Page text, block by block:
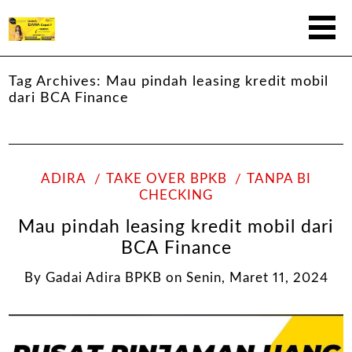
Tag Archives:
Mau pindah leasing kredit mobil
dari BCA Finance
ADIRA TAKE OVER BPKB
TANPA BI
CHECKING
Mau pindah leasing kredit mobil dari
BCA Finance
By Gadai Adira BPKB on Senin, Maret 11, 2024